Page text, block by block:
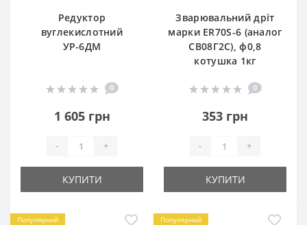
Редуктор
вуглекислотний
УР-6ДМ
0
1 605 грн
- +
КУПИТИ
Зварювальний дріт
марки ER70S-6 (аналог
СВ08Г2С), ф0,8
котушка 1кг
0
353 грн
- +
КУПИТИ
Популярний Популярний